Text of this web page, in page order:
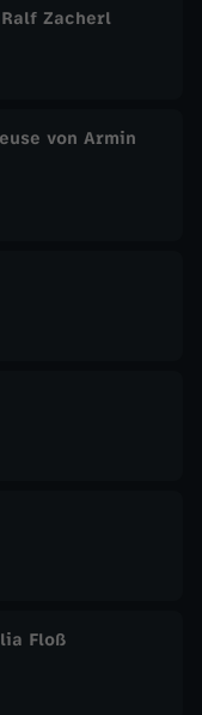
Zacherl
von Armin
Floß